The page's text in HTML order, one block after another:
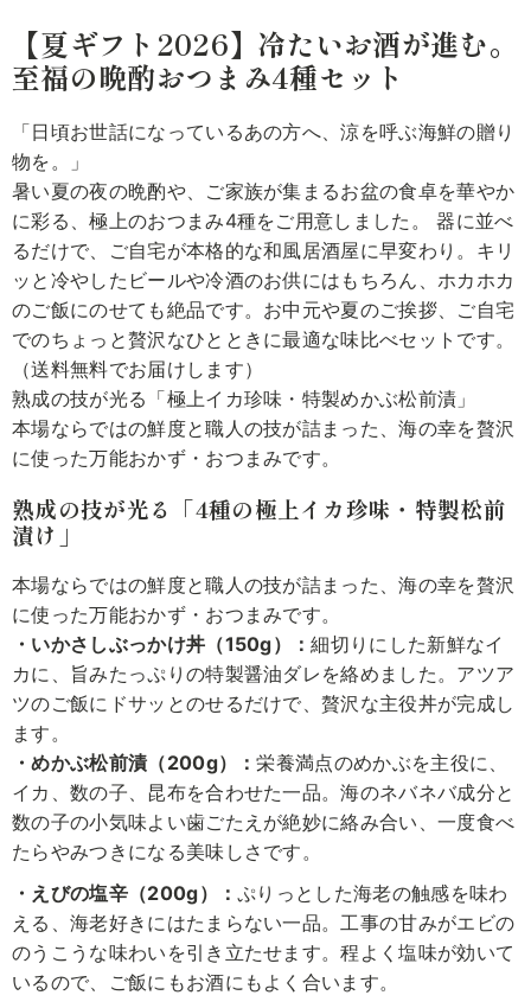
【夏ギフト2026】冷たいお酒が進む。
至福の晩酌おつまみ4種セット
「日頃お世話になっているあの方へ、涼を呼ぶ海鮮の贈り
物を。」
暑い夏の夜の晩酌や、ご家族が集まるお盆の食卓を華やか
に彩る、極上のおつまみ4種をご用意しました。 器に並べ
るだけで、ご自宅が本格的な和風居酒屋に早変わり。キリ
ッと冷やしたビールや冷酒のお供にはもちろん、ホカホカ
のご飯にのせても絶品です。お中元や夏のご挨拶、ご自宅
でのちょっと贅沢なひとときに最適な味比べセットです。
（送料無料でお届けします）
熟成の技が光る「極上イカ珍味・特製めかぶ松前漬」
本場ならではの鮮度と職人の技が詰まった、海の幸を贅沢
に使った万能おかず・おつまみです。
熟成の技が光る「4種の極上イカ珍味・特製松前
漬け」
本場ならではの鮮度と職人の技が詰まった、海の幸を贅沢
に使った万能おかず・おつまみです。
・いかさしぶっかけ丼（150g）：細切りにした新鮮なイ
カに、旨みたっぷりの特製醤油ダレを絡めました。アツア
ツのご飯にドサッとのせるだけで、贅沢な主役丼が完成し
ます。
・めかぶ松前漬（200g）：栄養満点のめかぶを主役に、
イカ、数の子、昆布を合わせた一品。海のネバネバ成分と
数の子の小気味よい歯ごたえが絶妙に絡み合い、一度食べ
たらやみつきになる美味しさです。
・えびの塩辛（200g）：ぷりっとした海老の触感を味わ
える、海老好きにはたまらない一品。工事の甘みがエビの
のうこうな味わいを引き立たせます。程よく塩味が効いて
いるので、ご飯にもお酒にもよく合います。